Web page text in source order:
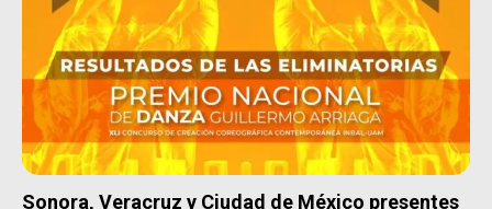
Sonora, Veracruz y Ciudad de México presentes